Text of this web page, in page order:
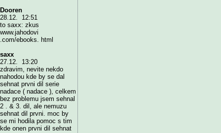
Dooren
28.12. 12:51
to saxx: zkus
www.jahodovi
.com/ebooks. html
saxx
27.12. 13:20
zdravim, nevite nekdo
nahodou kde by se dal
sehnat prvni dil serie
nadace ( nadace ), celkem
bez problemu jsem sehnal
2 . & 3. dil, ale nemuzu
sehnat dil prvni. moc by
se mi hodila pomoc s tim
kde onen prvni dil sehnat